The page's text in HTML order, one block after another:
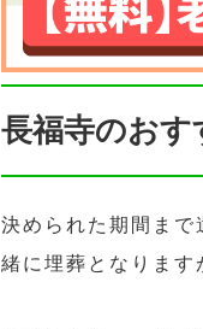
長福寺のおす
決められた期間まで
緒に埋葬となります